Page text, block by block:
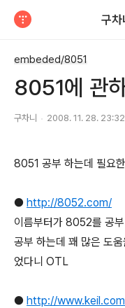
구차
embeded/8051
8051에 관
구차니 2008. 11. 28. 23:32
8051 공부 하는데 필요
● http://8052.com/
이름부터가 8052를 공
공부 하는데 꽤 많은 도
었다니 OTL
● http://